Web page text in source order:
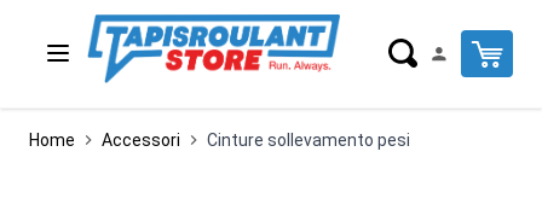
Salta al contenuto
Cart
Home Accessori Cinture sollevamento pesi